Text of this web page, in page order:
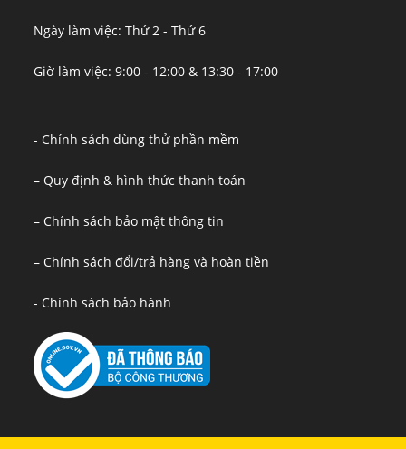
Ngày làm việc: Thứ 2 - Thứ 6
Giờ làm việc: 9:00 - 12:00 & 13:30 - 17:00
- Chính sách dùng thử phần mềm
– Quy định & hình thức thanh toán
– Chính sách bảo mật thông tin
– Chính sách đổi/trả hàng và hoàn tiền
- Chính sách bảo hành